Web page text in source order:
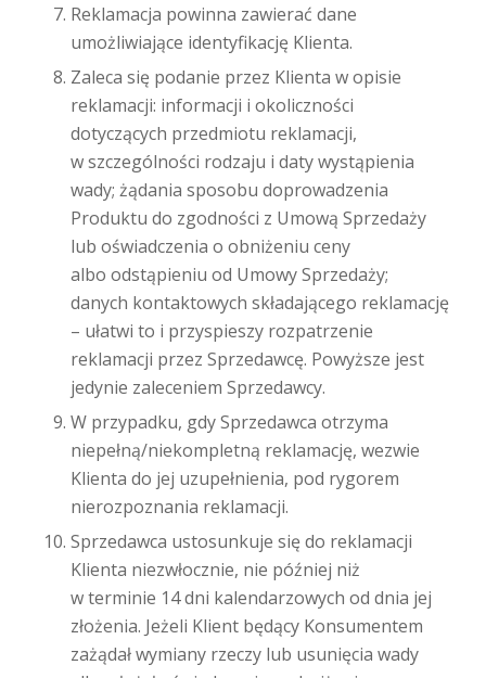
Reklamacja powinna zawierać dane
umożliwiające identyfikację Klienta.
Zaleca się podanie przez Klienta w opisie
reklamacji: informacji i okoliczności
dotyczących przedmiotu reklamacji,
w szczególności rodzaju i daty wystąpienia
wady; żądania sposobu doprowadzenia
Produktu do zgodności z Umową Sprzedaży
lub oświadczenia o obniżeniu ceny
albo odstąpieniu od Umowy Sprzedaży;
danych kontaktowych składającego reklamację
– ułatwi to i przyspieszy rozpatrzenie
reklamacji przez Sprzedawcę. Powyższe jest
jedynie zaleceniem Sprzedawcy.
W przypadku, gdy Sprzedawca otrzyma
niepełną/niekompletną reklamację, wezwie
Klienta do jej uzupełnienia, pod rygorem
nierozpoznania reklamacji.
Sprzedawca ustosunkuje się do reklamacji
Klienta niezwłocznie, nie później niż
w terminie 14 dni kalendarzowych od dnia jej
złożenia. Jeżeli Klient będący Konsumentem
zażądał wymiany rzeczy lub usunięcia wady